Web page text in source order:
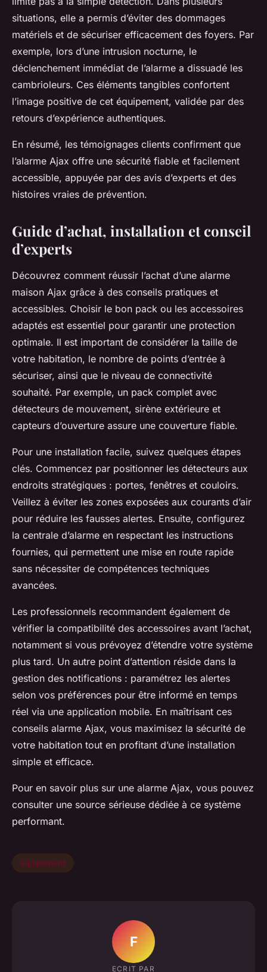
situations, elle a permis d’éviter des dommages
matériels et de sécuriser efficacement des foyers. Par
exemple, lors d’une intrusion nocturne, le
déclenchement immédiat de l’alarme a dissuadé les
cambrioleurs. Ces éléments tangibles confortent
l’image positive de cet équipement, validée par des
retours d’expérience authentiques.
En résumé, les témoignages clients confirment que
l’alarme Ajax offre une sécurité fiable et facilement
accessible, appuyée par des avis d’experts et des
histoires vraies de prévention.
Guide d’achat, installation et conseil
d’experts
Découvrez comment réussir l’achat d’une alarme
maison Ajax grâce à des conseils pratiques et
accessibles. Choisir le bon pack ou les accessoires
adaptés est essentiel pour garantir une protection
optimale. Il est important de considérer la taille de
votre habitation, le nombre de points d’entrée à
sécuriser, ainsi que le niveau de connectivité
souhaité. Par exemple, un pack complet avec
détecteurs de mouvement, sirène extérieure et
capteurs d’ouverture assure une couverture fiable.
Pour une installation facile, suivez quelques étapes
clés. Commencez par positionner les détecteurs aux
endroits stratégiques : portes, fenêtres et couloirs.
Veillez à éviter les zones exposées aux courants d’air
pour réduire les fausses alertes. Ensuite, configurez
la centrale d’alarme en respectant les instructions
fournies, qui permettent une mise en route rapide
sans nécessiter de compétences techniques
avancées.
Les professionnels recommandent également de
vérifier la compatibilité des accessoires avant l’achat,
notamment si vous prévoyez d’étendre votre système
plus tard. Un autre point d’attention réside dans la
gestion des notifications : paramétrez les alertes
selon vos préférences pour être informé en temps
réel via une application mobile. En maîtrisant ces
conseils alarme Ajax, vous maximisez la sécurité de
votre habitation tout en profitant d’une installation
simple et efficace.
Pour en savoir plus sur une alarme Ajax, vous pouvez
consulter une source sérieuse dédiée à ce système
performant.
equipement
F
ECRIT PAR